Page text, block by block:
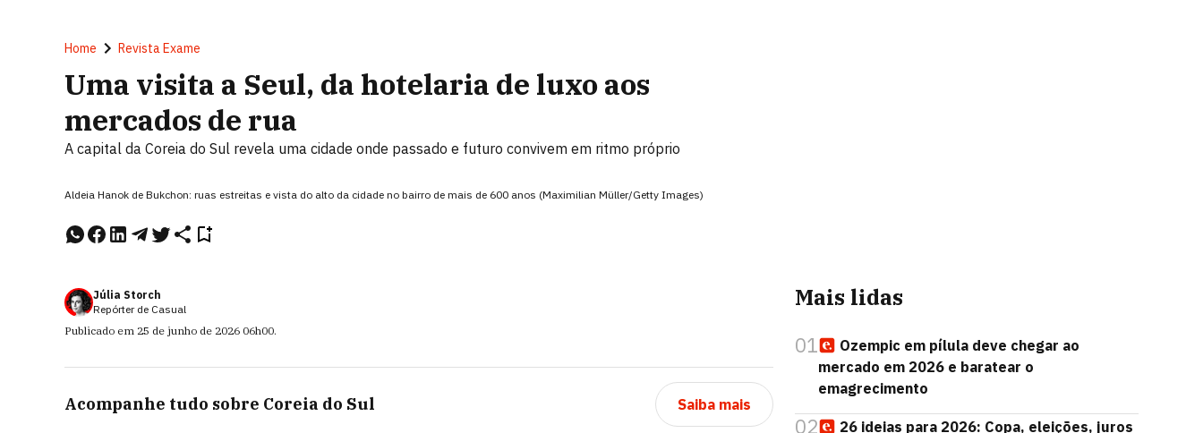
Home Revista Exame
Uma visita a Seul, da hotelaria de luxo aos
mercados de rua
A capital da Coreia do Sul revela uma cidade onde passado e futuro convivem em ritmo próprio
Aldeia Hanok de Bukchon: ruas estreitas e vista do alto da cidade no bairro de mais de 600 anos (Maximilian Müller/Getty Images)
Júlia Storch
Repórter de Casual
Publicado em 25 de junho de 2026 06h00.
Acompanhe tudo sobre Coreia do Sul Saiba mais
Mais lidas
01
Ozempic em pílula deve chegar ao
mercado em 2026 e baratear o
emagrecimento
02
26 ideias para 2026: Copa, eleições, juros